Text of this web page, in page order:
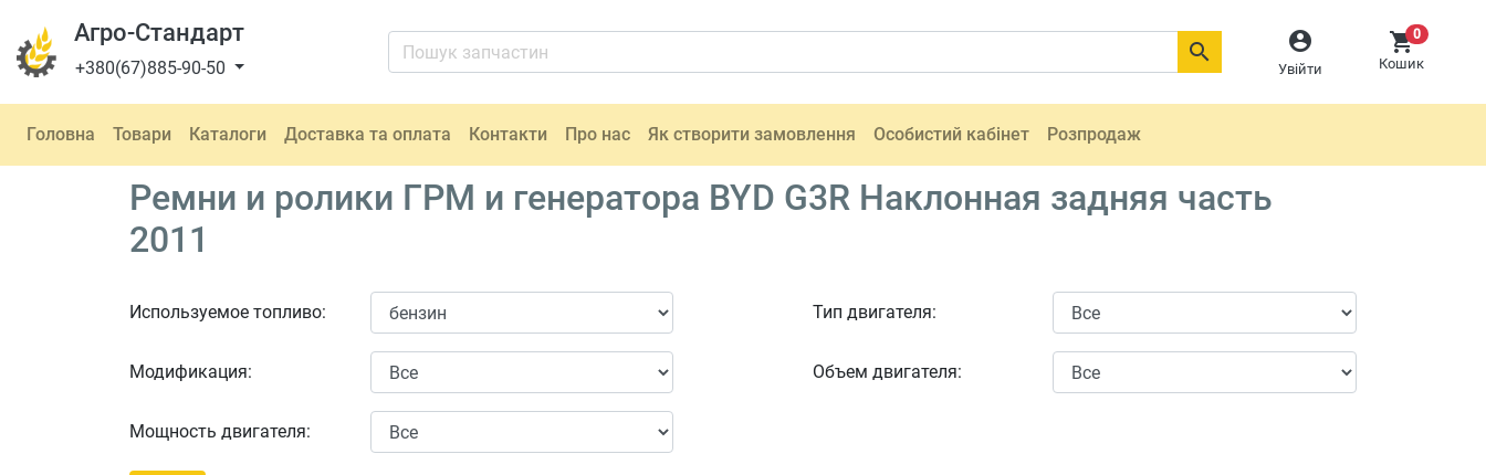
Агро-Стандарт
+380(67)885-90-50

Увійти
0
Кошик

Головна Товари Каталоги Доставка та оплата Контакти Про нас Як створити замовлення Особистий кабінет Розпродаж
Ремни и ролики ГРМ и генератора BYD G3R Наклонная задняя часть
2011
Используемое топливо:
Модификация:
Мощность двигателя:
Тип двигателя:
Объем двигателя: